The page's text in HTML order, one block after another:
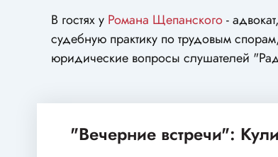
В гостях у Романа Щепанского-
судебную практику по трудовым
юридические вопросы слушателей
"Вечерние встречи":